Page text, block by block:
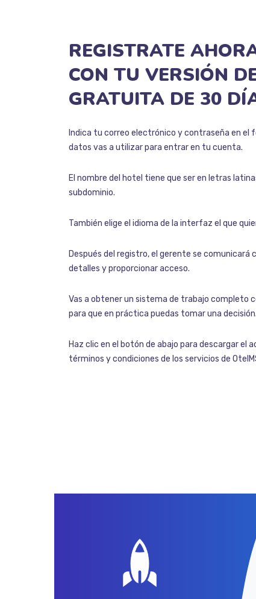
REGISTRATE
CON TU VERSIÓN
GRATUITA DE 30
Indica tu correo electrónico y contraseña en el
datos vas a utilizar para entrar en tu cuenta.
El nombre del hotel tiene que ser en letras
subdominio.
También elige el idioma de la interfaz el que
Después del registro, el gerente se comunicará
detalles y proporcionar acceso.
Vas a obtener un sistema de trabajo completo
para que en práctica puedas tomar una decisión.
Haz clic en el botón de abajo para descargar el
términos y condiciones de los servicios de